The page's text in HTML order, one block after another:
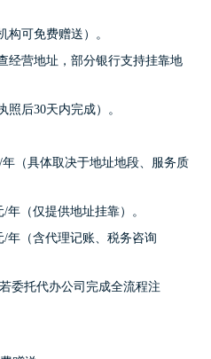
构可免费赠送）。
经营地址，部分银行支持挂靠地
照后30天内完成）。
年（具体取决于地址地段、服务质
年（仅提供地址挂靠）。
/年（含代理记账、税务咨询
委托代办公司完成全流程注